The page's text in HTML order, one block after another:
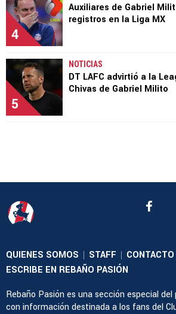
4
Auxiliares de Gabriel
registros en la Liga MX
5
NOTICIAS
DT LAFC advirtió a la
Chivas de Gabriel Milito
QUIENES SOMOS | STAFF | CONTACTO
ESCRIBE EN REBAÑO PASIÓN
Rebaño Pasión es una sección especial
con información destinada a los fans del